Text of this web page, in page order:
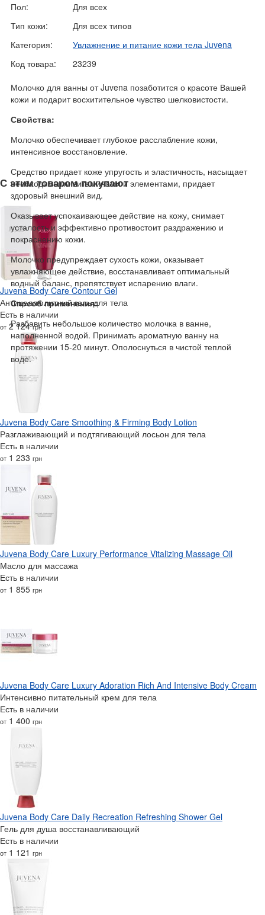
Пол:
Для всех
Тип кожи:
Для всех типов
Категория:
Увлажнение и питание кожи тела Juvena
Код товара:
23239
Молочко для ванны от Juvena позаботится о красоте Вашей
кожи и подарит восхитительное чувство шелковистости.
Свойства:
Молочко обеспечивает глубокое расслабление кожи,
интенсивное восстановление.
Средство придает коже упругость и эластичность, насыщает
необходимыми витаминами и элементами, придает
здоровый внешний вид.
Оказывает успокаивающее действие на кожу, снимает
усталость и эффективно противостоит раздражению и
покраснению кожи.
Молочко предупреждает сухость кожи, оказывает
увлажняющее действие, восстанавливает оптимальный
водный баланс, препятствует испарению влаги.
Способ применения:
Разбавить небольшое количество молочка в ванне,
наполненной водой. Принимать ароматную ванну на
протяжении 15-20 минут. Ополоснуться в чистой теплой
воде.
С этим товаром покупают
Juvena Body Care Contour Gel
Антицеллюлитный гель для тела
Есть в наличии
от 2 124грн
Juvena Body Care Smoothing & Firming Body Lotion
Разглаживающий и подтягивающий лосьон для тела
Есть в наличии
от 1 233 грн
Juvena Body Care Luxury Performance Vitalizing Massage Oil
Масло для массажа
Есть в наличии
от 1 855 грн
Juvena Body Care Luxury Adoration Rich And Intensive Body Cream
Интенсивно питательный крем для тела
Есть в наличии
от 1 400 грн
Juvena Body Care Daily Recreation Refreshing Shower Gel
Гель для душа восстанавливающий
Есть в наличии
от 1 121 грн